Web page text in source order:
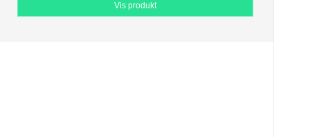
Vis produkt